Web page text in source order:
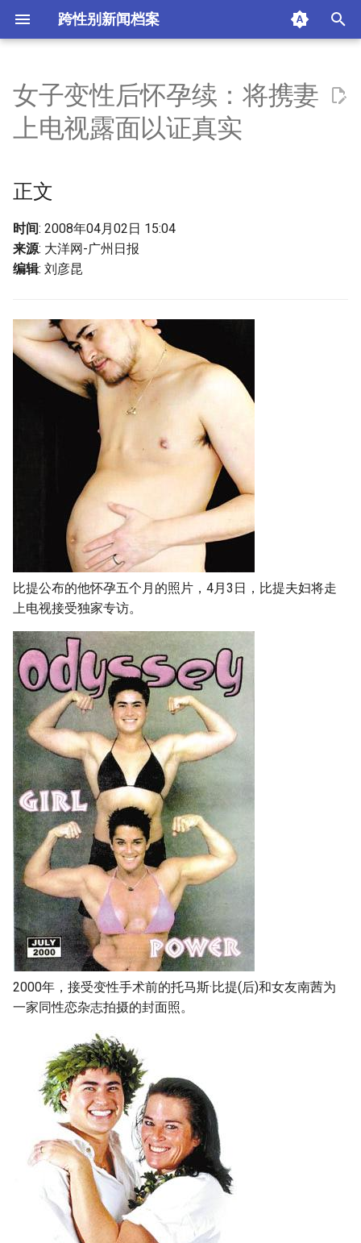
跨性别新闻档案
t
a
l
i
n
正文
附加信息 [Processed Page
女子变性后怀孕续：将携妻
上电视露面以证真实
正文
时间: 2008年04月02日 15:04
来源: 大洋网-广州日报
编辑: 刘彦昆
比提公布的他怀孕五个月的照片，4月3日，比提夫妇将走
上电视接受独家专访。
2000年，接受变性手术前的托马斯·比提(后)和女友南茜为
一家同性恋杂志拍摄的封面照。